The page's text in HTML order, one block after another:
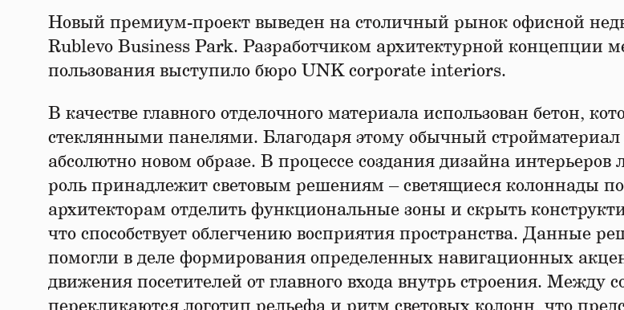
Новый премиум-проект выведен на столичный рынок офисной
Rublevo Business Park. Разработчиком архитектурной концепции
пользования выступило бюро UNK corporate interiors.
В качестве главного отделочного материала использован бетон,
стеклянными панелями. Благодаря этому обычный стройматериал
абсолютно новом образе. В процессе создания дизайна интерьеров
роль принадлежит световым решениям – светящиеся колоннады
архитекторам отделить функциональные зоны и скрыть
что способствует облегчению восприятия пространства. Данные
помогли в деле формирования определенных навигационных
движения посетителей от главного входа внутрь строения. Между
перекликаются логотип рельефа и ритм световых колонн, что